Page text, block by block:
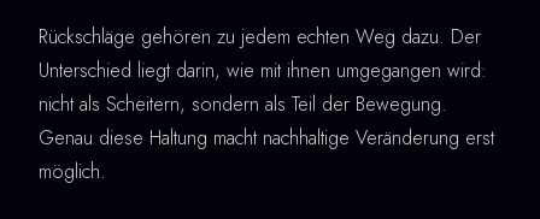
Rückschläge gehören zu jedem echten Weg dazu. Der
Unterschied liegt darin, wie mit ihnen umgegangen wird:
nicht als Scheitern, sondern als Teil der Bewegung.
Genau diese Haltung macht nachhaltige Veränderung erst
möglich.